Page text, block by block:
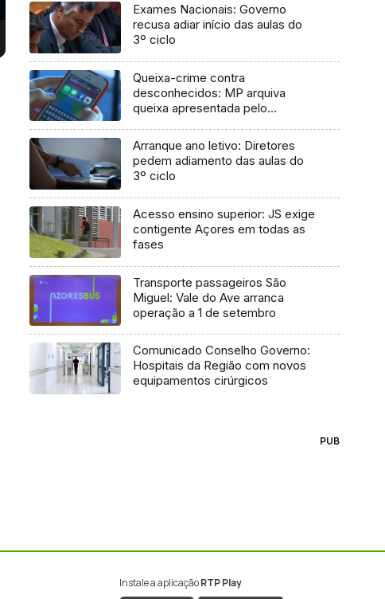
Exames Nacionais: Governo
recusa adiar início das aulas do
3º ciclo
Queixa-crime contra
desconhecidos: MP arquiva
queixa apresentada pelo
Arranque ano letivo: Diretores
pedem adiamento das aulas do
3º ciclo
Acesso ensino superior: JS exige
contigente Açores em todas as
fases
Transporte passageiros São
Miguel: Vale do Ave arranca
operação a 1 de setembro
Comunicado Conselho Governo:
Hospitais da Região com novos
equipamentos cirúrgicos
PUB
Instale a aplicaçãoRTP Play